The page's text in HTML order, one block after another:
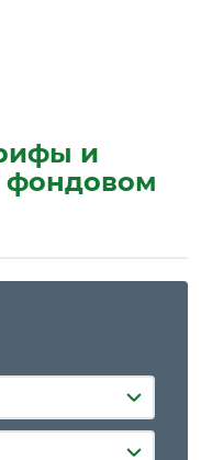
и
фондовом